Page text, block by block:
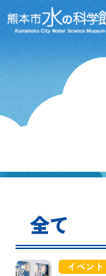
全て
イベント